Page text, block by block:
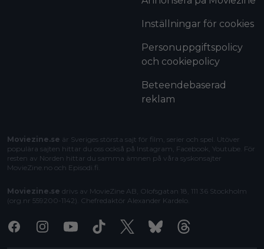
Inställningar för cookies
Personuppgiftspolicy
och cookiepolicy
Beteendebaserad
reklam
Moviezine.se är Sveriges största sajt för film, serier och spel. Utöver
populära sajten hittar du oss också på Instagram, Facebook, Youtube. För
resten av Norden hittar du samma ämnen på våra syskonsajter
MovieZine.no och Episodi.fi
Moviezine.se drivs av MovieZine AB, Olofsgatan 18, 111 36 Stockholm
(org.nr 559200-1142). Chefredaktör Alexander Kardelo
FacebookInstagramYoutubeTiktok X BlueskyThreads